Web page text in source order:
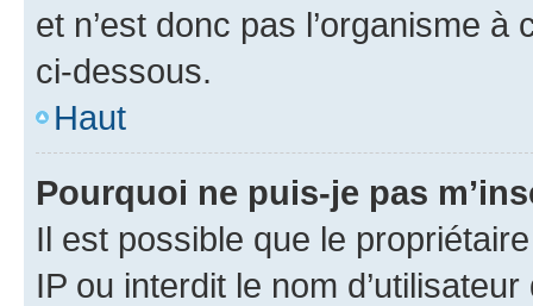
et n’est donc pas l’organisme
ci-dessous.
Haut
Pourquoi ne puis-je pas
Il est possible que le
IP ou interdit le nom